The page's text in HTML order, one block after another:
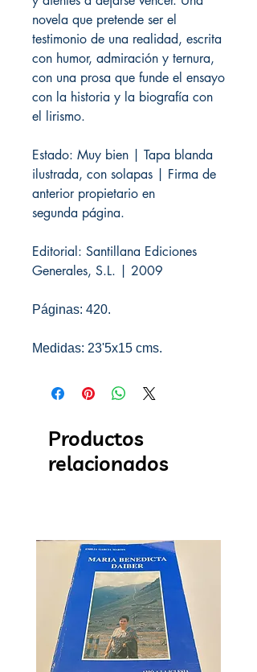
novela que pretende ser el
testimonio de una realidad, escrita
con humor, admiración y ternura,
con una prosa que funde el ensayo
con la historia y la biografía con
el lirismo.
Estado: Muy bien | Tapa blanda
ilustrada, con solapas | Firma de
anterior propietario en
segunda página.
Editorial: Santillana Ediciones
Generales, S.L. | 2009
Páginas: 420.
Medidas: 23'5x15 cms.
Productos
relacionados